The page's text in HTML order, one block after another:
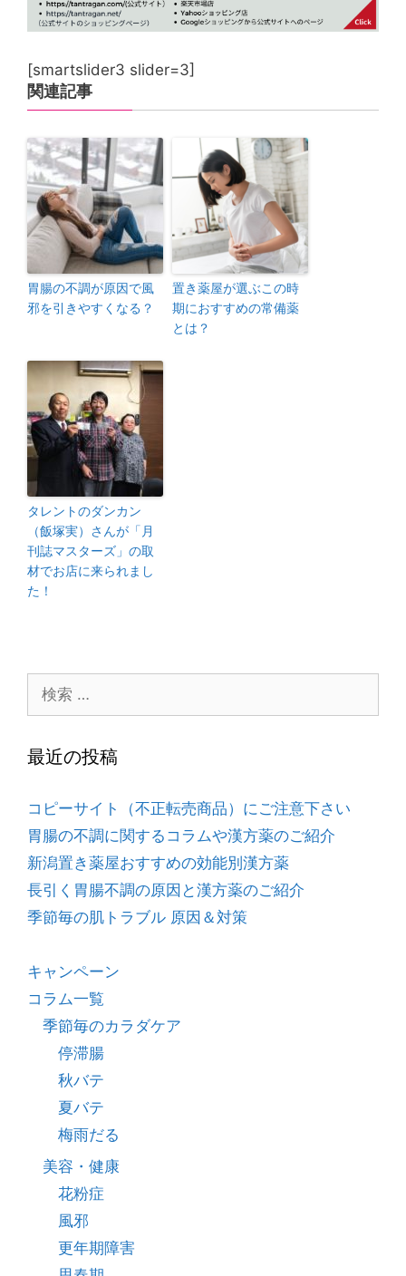
[smartslider3 slider=3]
関連記事
胃腸の不調が原因で風
邪を引きやすくなる？
置き薬屋が選ぶこの時
期におすすめの常備薬
とは？
タレントのダンカン
（飯塚実）さんが「月
刊誌マスターズ」の取
材でお店に来られまし
た！
最近の投稿
コピーサイト（不正転売商品）にご注意下さい
胃腸の不調に関するコラムや漢方薬のご紹介
新潟置き薬屋おすすめの効能別漢方薬
長引く胃腸不調の原因と漢方薬のご紹介
季節毎の肌トラブル 原因＆対策
キャンペーン
コラム一覧
季節毎のカラダケア
停滞腸
秋バテ
夏バテ
梅雨だる
美容・健康
花粉症
風邪
更年期障害